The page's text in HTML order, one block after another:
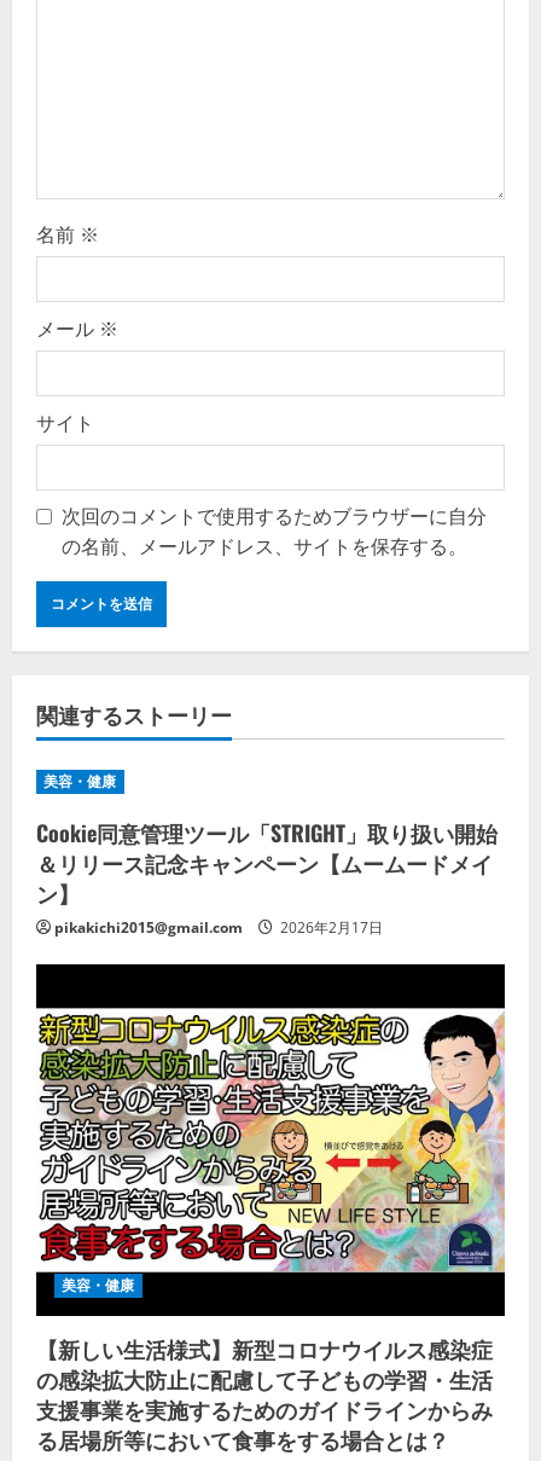
名前 ※
メール ※
サイト
次回のコメントで使用するためブラウザーに自分
の名前、メールアドレス、サイトを保存する。
関連するストーリー
美容・健康
Cookie同意管理ツール「STRIGHT」取り扱い開始
＆リリース記念キャンペーン【ムームードメイ
ン】
pikakichi2015@gmail.com 2026年2月17日
美容・健康
【新しい生活様式】新型コロナウイルス感染症
の感染拡大防止に配慮して子どもの学習・生活
支援事業を実施するためのガイドラインからみ
る居場所等において食事をする場合とは？